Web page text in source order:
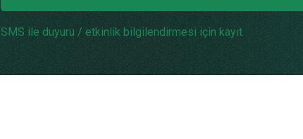
SMS ile duyuru / etkinlik bilgilendirmesi için kayıt